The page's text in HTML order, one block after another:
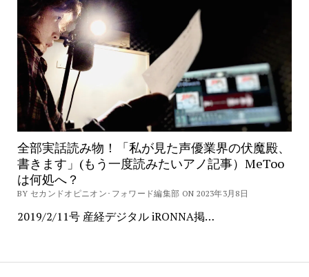
全部実話読み物！「私が見た声優業界の伏魔殿、
書きます」(もう一度読みたいアノ記事）MeToo
は何処へ？
BY セカンドオピニオン･フォワード編集部 ON 2023年3月8日
2019/2/11号 産経デジタル iRONNA掲…